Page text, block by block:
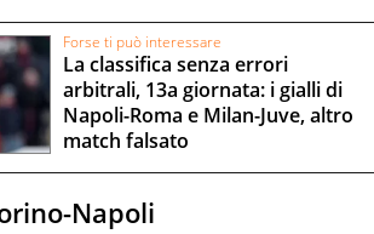
Forse ti può interessare
La classifica senza errori
arbitrali, 13a giornata: i gialli di
Napoli-Roma e Milan-Juve, altro
match falsato
Napoli